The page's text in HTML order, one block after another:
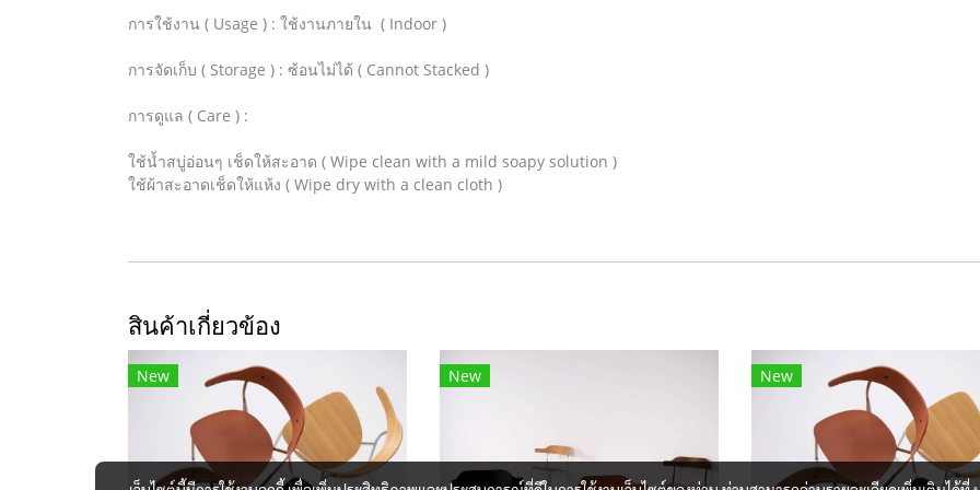
การใช้งาน ( Usage ) : ใช้งานภายใน ( Indoor )
การจัดเก็บ ( Storage ) : ซ้อนไม่ได้ ( Cannot Stacked )
การดูแล ( Care ) :
ใช้น้ำสบู่อ่อนๆ เช็ดให้สะอาด ( Wipe clean with a mild soapy solution )
ใช้ผ้าสะอาดเช็ดให้แห้ง ( Wipe dry with a clean cloth )
สินค้าเกี่ยวข้อง
New New New